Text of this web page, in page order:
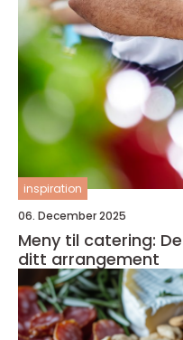
inspiration
06. December 2025
Meny til catering:
ditt arrangement